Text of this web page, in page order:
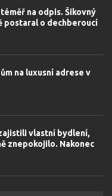
na odpis. Šikovný
postaral o dechberoucí
na luxusní adrese v
vlastní bydlení,
znepokojilo. Nakonec